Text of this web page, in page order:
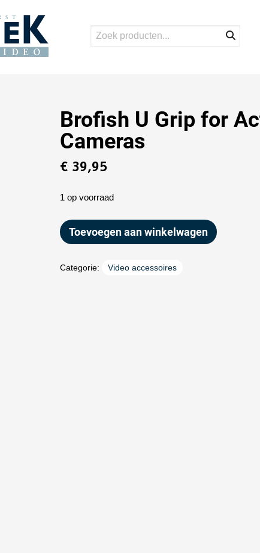
Brofish U Grip for
Cameras
€39,95
1 op voorraad
Toevoegen aan winkelwagen
Categorie: Video accessoires